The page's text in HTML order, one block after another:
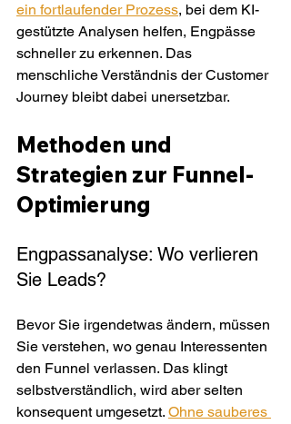
ein fortlaufender Prozess, bei dem KI-
gestützte Analysen helfen, Engpässe
schneller zu erkennen. Das
menschliche Verständnis der Customer
Journey bleibt dabei unersetzbar.
Methoden und
Strategien zur Funnel-
Optimierung
Engpassanalyse: Wo verlieren
Sie Leads?
Bevor Sie irgendetwas ändern, müssen
Sie verstehen, wo genau Interessenten
den Funnel verlassen. Das klingt
selbstverständlich, wird aber selten
konsequent umgesetzt. Ohne sauberes